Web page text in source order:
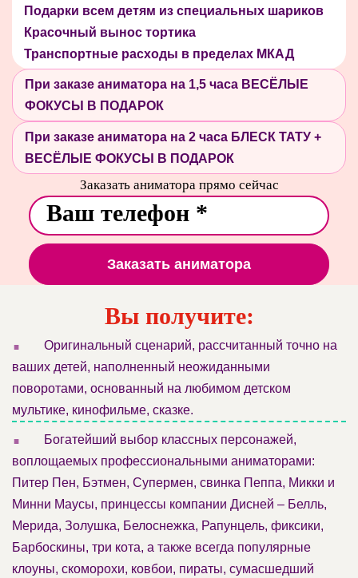
Подарки всем детям из специальных шариков
Красочный вынос тортика
Транспортные расходы в пределах МКАД
При заказе аниматора на 1,5 часа ВЕСЁЛЫЕ
ФОКУСЫ В ПОДАРОК
При заказе аниматора на 2 часа БЛЕСК ТАТУ +
ВЕСЁЛЫЕ ФОКУСЫ В ПОДАРОК
Заказать аниматора прямо сейчас
Заказать аниматора
Вы получите:
.
Оригинальный сценарий, рассчитанный точно на
ваших детей, наполненный неожиданными
поворотами, основанный на любимом детском
мультике, кинофильме, сказке.
.
Богатейший выбор классных персонажей,
воплощаемых профессиональными аниматорами:
Питер Пен, Бэтмен, Супермен, свинка Пеппа, Микки и
Минни Маусы, принцессы компании Дисней – Белль,
Мерида, Золушка, Белоснежка, Рапунцель, фиксики,
Барбоскины, три кота, а также всегда популярные
клоуны, скоморохи, ковбои, пираты, сумасшедший